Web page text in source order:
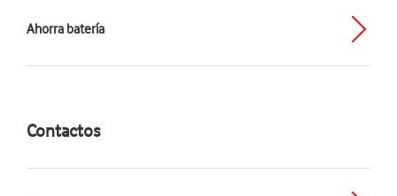
Ahorra batería
Contactos